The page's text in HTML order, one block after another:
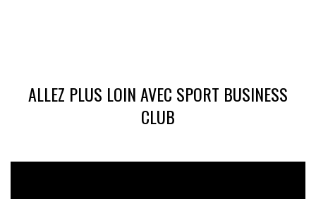
ALLEZ PLUS LOIN AVEC SPORT BUSINESS
CLUB